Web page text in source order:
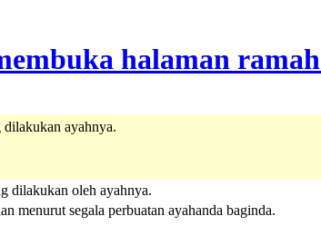
ayahnya.
dilakukan oleh ayahnya.
menurut segala perbuatan ayahanda baginda.